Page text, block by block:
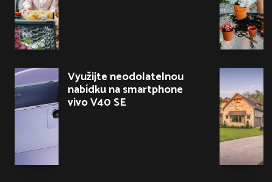
Využijte neodolatelnou
nabídku na smartphone
vivo V40 SE